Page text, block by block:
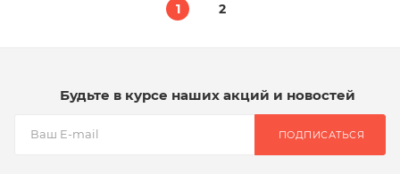
1 2
Будьте в курсе наших акций и новостей
ПОДПИСАТЬСЯ